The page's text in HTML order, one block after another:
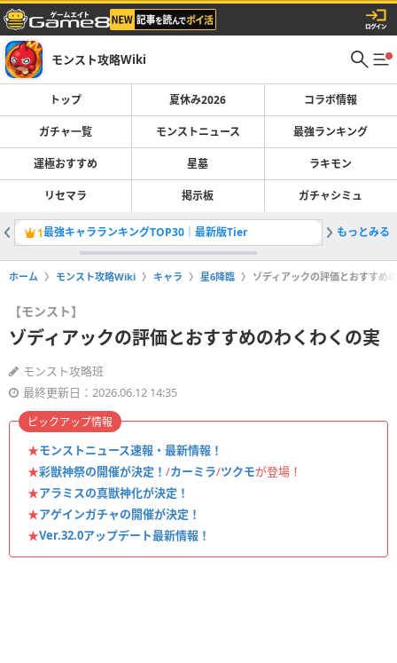
モンスト攻略Wiki
トップ 夏休み2026 コラボ情報
ガチャ一覧 モンストニュース 最強ランキング
運極おすすめ 星墓 ラキモン
リセマラ 掲示板 ガチャシミュ
1最強キャラランキングTOP30｜最新版Tier 2ランク
もっとみる
ホーム モンスト攻略Wiki キャラ 星6降臨 ゾディアックの評価とおすすめ
【モンスト】
ゾディアックの評価とおすすめのわくわくの実
モンスト攻略班
最終更新日：2026.06.12 14:35
★モンストニュース速報・最新情報！
★彩獣神祭の開催が決定！ /カーミラ/ツクモが登場！
★アラミスの真獣神化が決定！
★アゲインガチャの開催が決定！
★Ver.32.0アップデート最新情報！
ピックアップ情報